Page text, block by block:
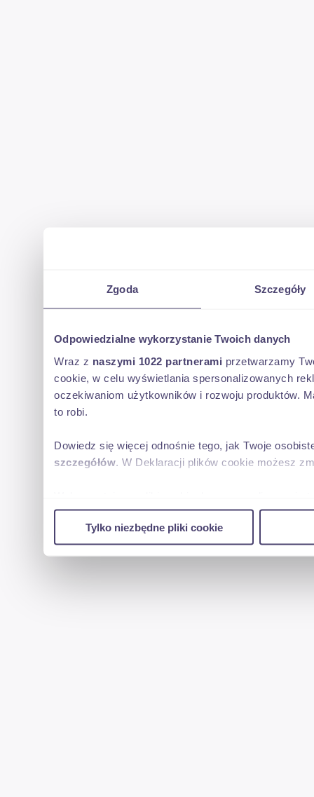
Zgoda Szczegóły
Odpowiedzialne wykorzystanie Twoich danych
Wraz z naszymi 1022 partnerami przetwarzamy
cookie, w celu wyświetlania spersonalizowanych
oczekiwaniom użytkowników i rozwoju produktów.
to robi.
Dowiedz się więcej odnośnie tego, jak Twoje
szczegółów . W Deklaracji plików cookie możesz
w naszej witrynie. Informacje o tym, jak korzystasz
reklamowym i analitycznym. Partnerzy mogą
uzyskanymi podczas korzystania z ich usług.
Tylko niezbędne pliki cookie